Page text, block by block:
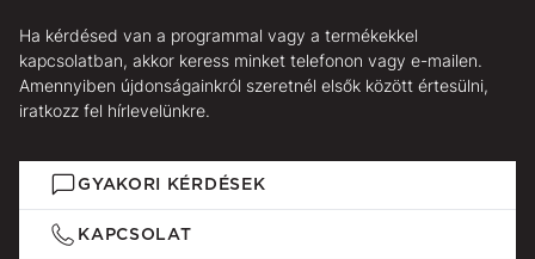
Ha kérdésed van a programmal vagy a termékekkel
kapcsolatban, akkor keress minket telefonon vagy e-mailen.
Amennyiben újdonságainkról szeretnél elsők között értesülni,
iratkozz fel hírlevelünkre.
GYAKORI KÉRDÉSEK
KAPCSOLAT